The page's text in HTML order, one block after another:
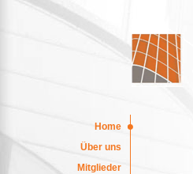
Home
Über uns
Mitglieder